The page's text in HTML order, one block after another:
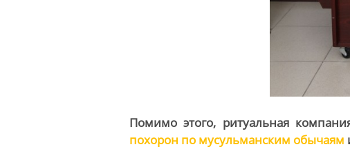
Помимо этого, ритуальная
похорон по мусульманским обычаям